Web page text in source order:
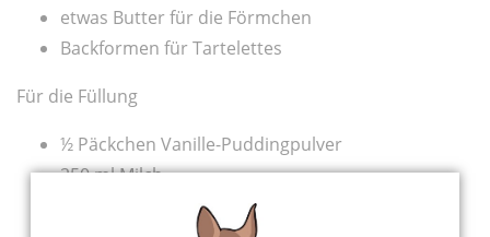
etwas Butter für die Förmchen
Backformen für Tartelettes
Für die Füllung
½ Päckchen Vanille-Puddingpulver
250 ml Milch